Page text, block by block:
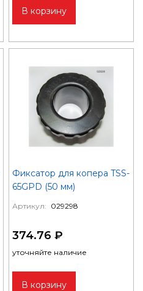
В корзину
Фиксатор для копера TSS-
65GPD (50 мм)
Артикул: 029298
374.76 ₽
уточняйте наличие
В корзину